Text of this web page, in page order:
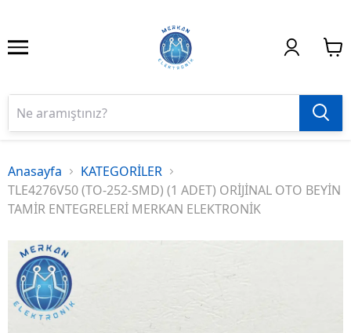
Anasayfa
KATEGORİLER
TLE4276V50 (TO-252-SMD) (1 ADET) ORİJİNAL OTO BEYİN
TAMİR ENTEGRELERİ MERKAN ELEKTRONİK